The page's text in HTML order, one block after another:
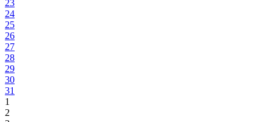
23
24
25
26
27
28
29
30
31
1
2